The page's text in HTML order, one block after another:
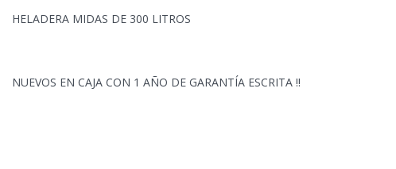
HELADERA MIDAS DE 300 LITROS
NUEVOS EN CAJA CON 1 AÑO DE GARANTÍA ESCRITA !!